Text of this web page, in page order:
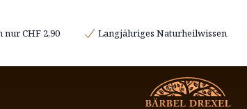
nur CHF 2,90 Langjähriges Naturheilwissen